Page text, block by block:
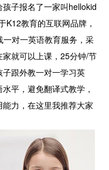
子报名了一家叫hellokid
K12教育的互联网品牌，
对一英语教育服务，采
就可以上课，25分钟/节
跟外教一对一学习英
平，避免翻译式教学，
力，在这里我推荐大家